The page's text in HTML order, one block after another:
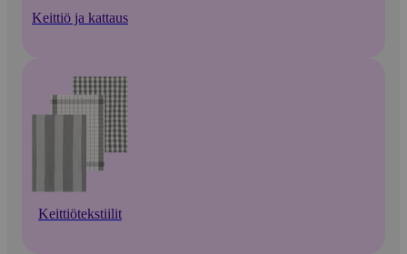
Keittiö ja kattaus
Keittiötekstiilit